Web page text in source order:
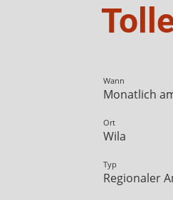
Wann
Monatlich
Ort
Wila
Typ
Regionaler